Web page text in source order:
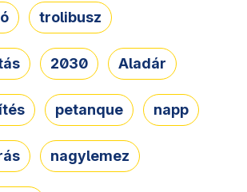
trolibusz
2030 Aladár
petanque napp
nagylemez